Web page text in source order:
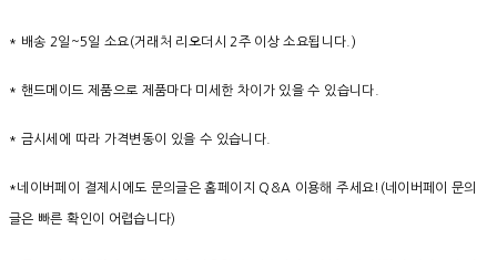
* 배송 2일~5일 소요(거래처 리오더시 2주 이상 소요됩니다.)
* 핸드메이드 제품으로 제품마다 미세한 차이가 있을 수 있습니다.
* 금시세에 따라 가격변동이 있을 수 있습니다.
*네이버페이 결제시에도 문의글은 홈페이지 Q&A 이용해 주세요!(네이버페이 문의
글은 빠른 확인이 어렵습니다)